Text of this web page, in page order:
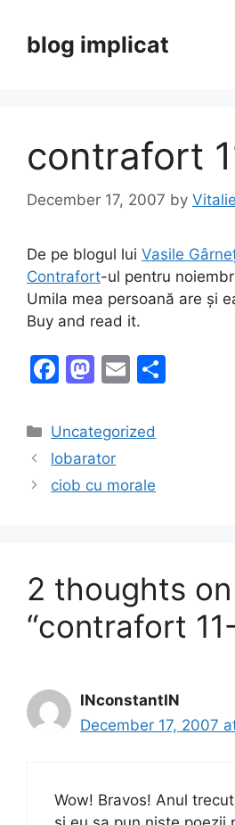
contentblog implicat
contrafort
December 17, 2007 by
De pe blogul lui Vasile
Contrafort-ul pentru
Umila mea persoană are şi
Buy and read it.
F
c
e
b
k
M
st
o
d
E
ai
Categories
Uncategorized
lobarator
ciob cu morale
2 thoughts on
“contrafort
INconstantIN
December 17, 2007
Wow! Bravos! Anul